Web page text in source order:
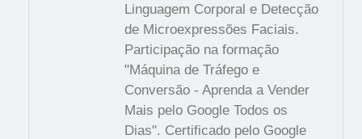
Linguagem Corporal e Detecção
de Microexpressões Faciais.
Participação na formação
"Máquina de Tráfego e
Conversão - Aprenda a Vender
Mais pelo Google Todos os
Dias". Certificado pelo Google